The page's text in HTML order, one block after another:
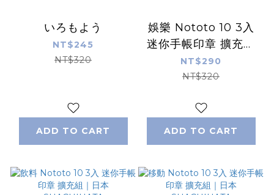
いろもよう
NT$245
NT$320
ADD TO CART
娛樂 Nototo 10 3入
迷你手帳印章 擴充組
｜日本SHACHIHATA
NT$290
NT$320
ADD TO CART